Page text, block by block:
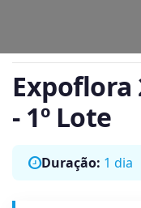
Expoflora
- 1º Lote
Duração: 1 dia